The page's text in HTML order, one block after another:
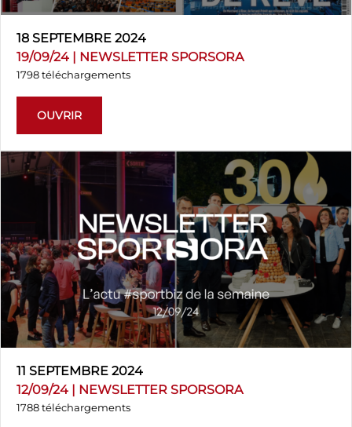
18 SEPTEMBRE 2024
19/09/24 | NEWSLETTER SPORSORA
1798 téléchargements
OUVRIR
11 SEPTEMBRE 2024
12/09/24 | NEWSLETTER SPORSORA
1788 téléchargements